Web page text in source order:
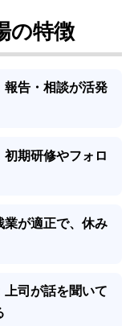
の特徴
報告・相談が活発
初期研修やフォロ
業が適正で、休み
上司が話を聞いて